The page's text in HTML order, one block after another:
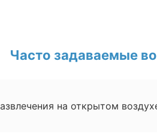
Часто задаваемые
на открытом